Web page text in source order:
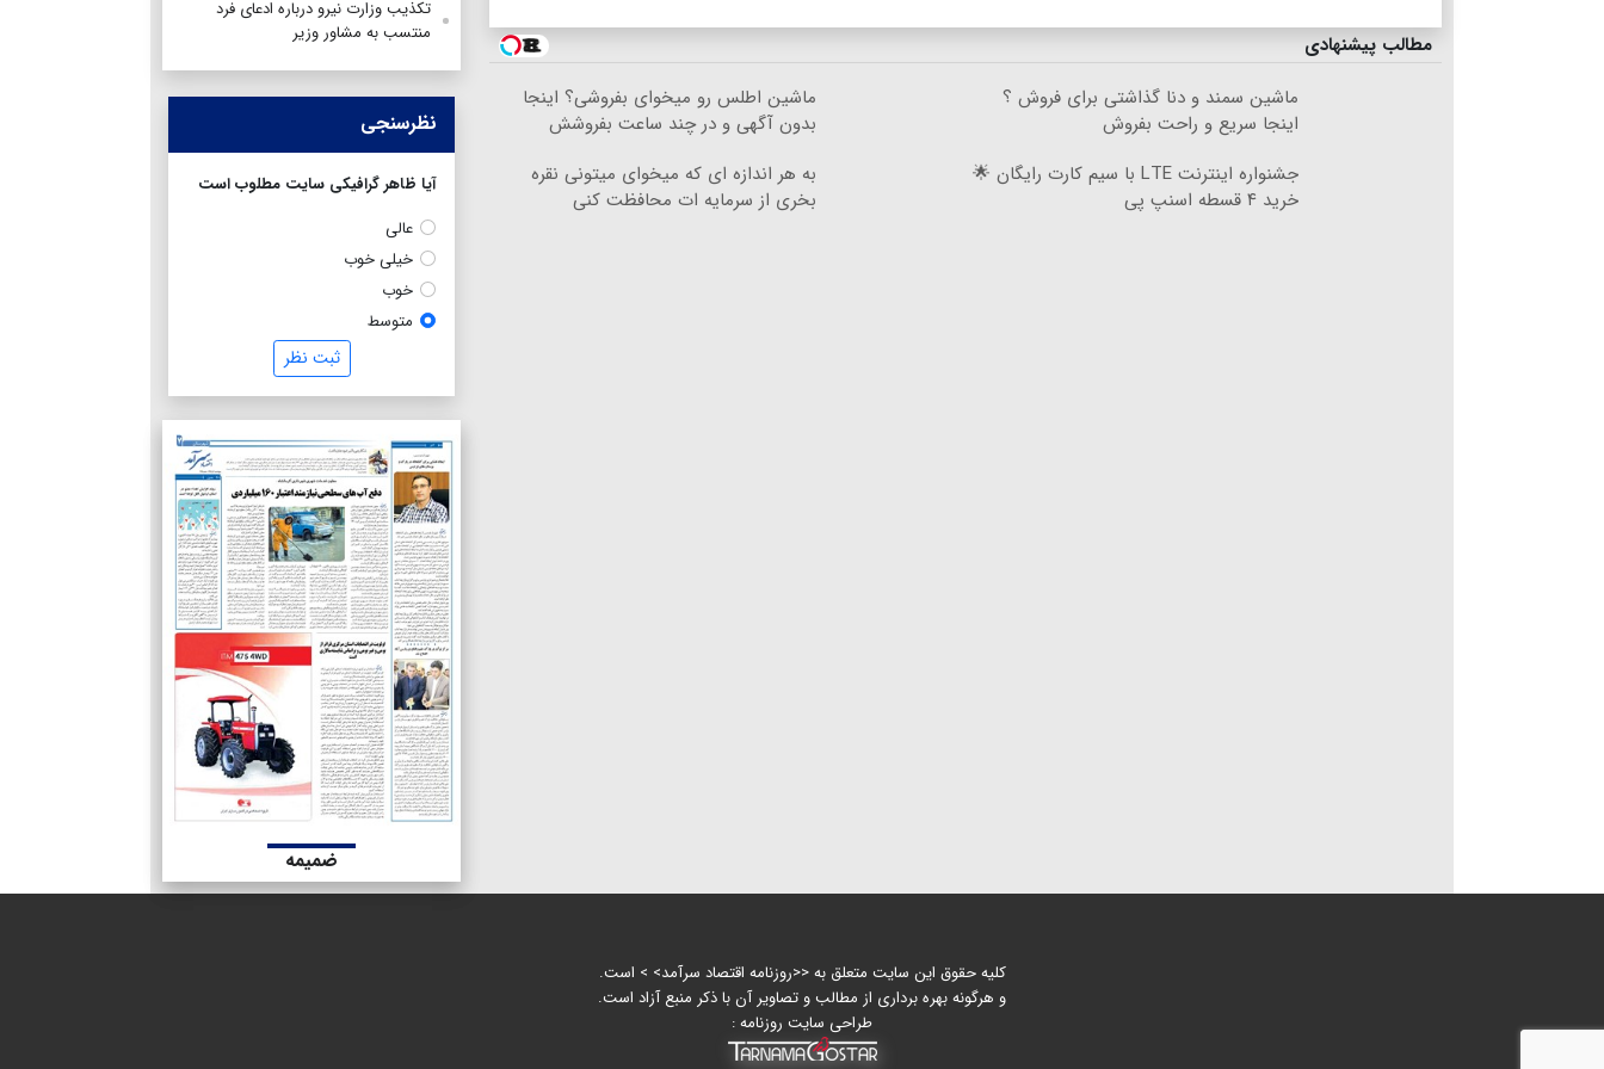
مطالب پیشنهادی
ماشین سمند و دنا گذاشتی برای فروش ؟
اینجا سریع و راحت بفروش
ماشین اطلس رو میخوای بفروشی؟ اینجا
بدون آگهی و در چند ساعت بفروشش
جشنواره اینترنت LTE با سیم کارت رایگان 🌟
خرید ۴ قسطه اسنپ پی
به هر اندازه ای که میخوای میتونی نقره
بخری از سرمایه ات محافظت کنی
تکذیب وزارت نیرو درباره ادعای فرد
منتسب به مشاور وزیر
نظرسنجی
آیا ظاهر گرافیکی سایت مطلوب است
عالی
خیلی خوب
خوب
متوسط
ثبت نظر
ضمیمه
کلیه حقوق این سایت متعلق به <<روزنامه اقتصاد سرآمد> > است.
و هرگونه بهره برداری از مطالب و تصاویر آن با ذکر منبع آزاد است.
طراحی سایت روزنامه :